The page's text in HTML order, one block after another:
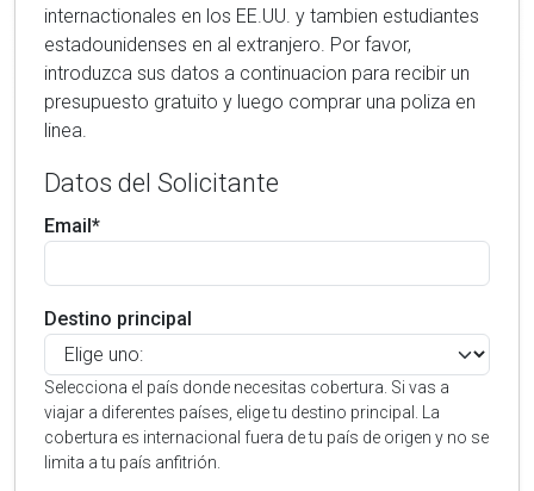
internactionales en los EE.UU. y tambien estudiantes
estadounidenses en al extranjero. Por favor,
introduzca sus datos a continuacion para recibir un
presupuesto gratuito y luego comprar una poliza en
linea.
Datos del Solicitante
Email*
Destino principal
Selecciona el país donde necesitas cobertura. Si vas a
viajar a diferentes países, elige tu destino principal. La
cobertura es internacional fuera de tu país de origen y no se
limita a tu país anfitrión.